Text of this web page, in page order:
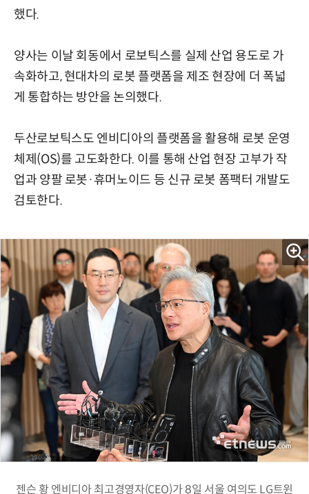
했다.
양사는 이날 회동에서 로보틱스를 실제 산업 용도로 가
속화하고, 현대차의 로봇 플랫폼을 제조 현장에 더 폭넓
게 통합하는 방안을 논의했다.
두산로보틱스도 엔비디아의 플랫폼을 활용해 로봇 운영
체제(OS)를 고도화한다. 이를 통해 산업 현장 고부가 작
업과 양팔 로봇·휴머노이드 등 신규 로봇 폼팩터 개발도
검토한다.
젠슨 황 엔비디아 최고경영자(CEO)가 8일 서울 여의도 LG트윈